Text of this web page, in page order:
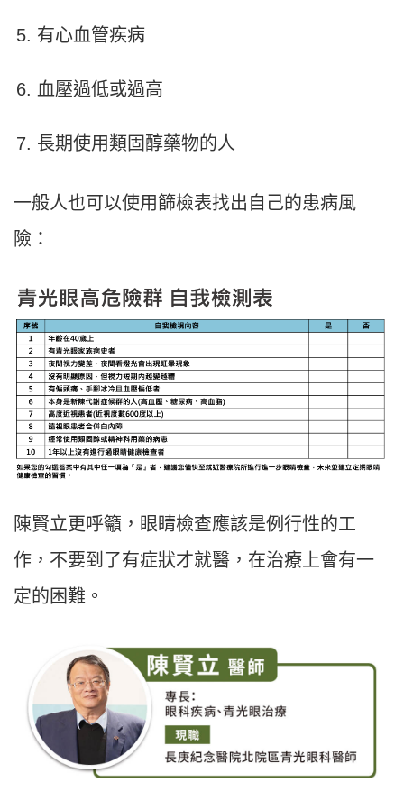
有心血管疾病
血壓過低或過高
長期使用類固醇藥物的人
一般人也可以使用篩檢表找出自己的患病風
險：
陳賢立更呼籲，眼睛檢查應該是例行性的工
作，不要到了有症狀才就醫，在治療上會有一
定的困難。